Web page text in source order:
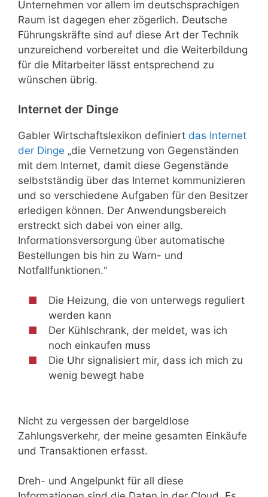
Unternehmen vor allem im deutschsprachigen
Raum ist dagegen eher zögerlich. Deutsche
Führungskräfte sind auf diese Art der Technik
unzureichend vorbereitet und die Weiterbildung
für die Mitarbeiter lässt entsprechend zu
wünschen übrig.
Internet der Dinge
Gabler Wirtschaftslexikon definiert das Internet
der Dinge „die Vernetzung von Gegenständen
mit dem Internet, damit diese Gegenstände
selbstständig über das Internet kommunizieren
und so verschiedene Aufgaben für den Besitzer
erledigen können. Der Anwendungsbereich
erstreckt sich dabei von einer allg.
Informationsversorgung über automatische
Bestellungen bis hin zu Warn- und
Notfallfunktionen.“
Die Heizung, die von unterwegs reguliert
werden kann
Der Kühlschrank, der meldet, was ich
noch einkaufen muss
Die Uhr signalisiert mir, dass ich mich zu
wenig bewegt habe
Nicht zu vergessen der bargeldlose
Zahlungsverkehr, der meine gesamten Einkäufe
und Transaktionen erfasst.
Dreh- und Angelpunkt für all diese